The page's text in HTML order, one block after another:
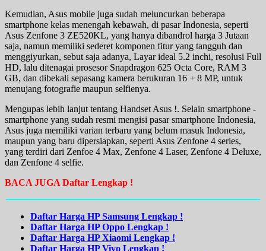
Kemudian, Asus mobile juga sudah meluncurkan beberapa
smartphone kelas menengah kebawah, di pasar Indonesia, seperti
Asus Zenfone 3 ZE520KL, yang hanya dibandrol harga 3 Jutaan
saja, namun memiliki sederet komponen fitur yang tangguh dan
menggiyurkan, sebut saja adanya, Layar ideal 5.2 inchi, resolusi Full
HD, lalu ditenagai prosesor Snapdragon 625 Octa Core, RAM 3
GB, dan dibekali sepasang kamera berukuran 16 + 8 MP, untuk
menujang fotografie maupun selfienya.
Mengupas lebih lanjut tentang Handset Asus !. Selain smartphone -
smartphone yang sudah resmi mengisi pasar smartphone Indonesia,
Asus juga memiliki varian terbaru yang belum masuk Indonesia,
maupun yang baru dipersiapkan, seperti Asus Zenfone 4 series,
yang terdiri dari Zenfoe 4 Max, Zenfone 4 Laser, Zenfone 4 Deluxe,
dan Zenfone 4 selfie.
BACA JUGA Daftar Lengkap !
Daftar Harga HP Samsung Lengkap !
Daftar Harga HP Oppo Lengkap !
Daftar Harga HP Xiaomi Lengkap !
Daftar Harga HP Vivo Lengkap !